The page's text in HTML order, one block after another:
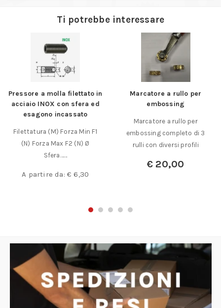
Ti potrebbe interessare
Pressore a molla filettato in
acciaio INOX con sfera ed
esagono incassato
Filettatura (M) Forza Min F1
(N) Forza Max F2 (N) Ø
Sfera……
A partire da:€ 6,30
Marcatore a rullo per
embossing
Marcatore a rullo per
embossing completo di 3
rulli con diversi profili
€ 20,00